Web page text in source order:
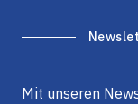
Mit unseren